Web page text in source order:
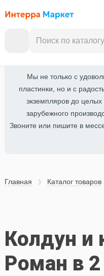
Мы не только с
пластинки, но и с
экземпляров до целых
зарубежного
Звоните или пишите в
Главная Каталог товаров
Колдун и
Роман в